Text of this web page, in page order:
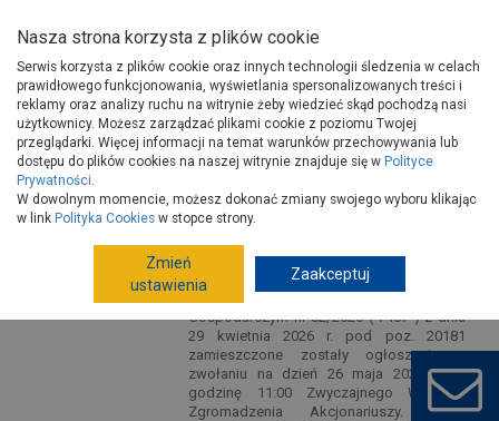
Informacja o publikacji ogłoszenia
w Monitorze Sądowym i
Gospodarczym
Grupa PSB Handel S.A. w Wełeczu
Gospodarczym nr 82/2026 ( 7487 ) z dnia
29 kwietnia 2026 r. pod poz. 20181
zamieszczone zostały ogłoszenia o
zwołaniu na dzień 26 maja 2026 r. na
godzinę 11:00 Zwyczajnego Walnego
Zgromadzenia Akcjonariuszy. Treść
Nasza strona korzysta z plików cookie
Serwis korzysta z plików cookie oraz innych technologii śledzenia w celach
prawidłowego funkcjonowania, wyświetlania spersonalizowanych treści i
reklamy oraz analizy ruchu na witrynie żeby wiedzieć skąd pochodzą nasi
użytkownicy. Możesz zarządzać plikami cookie z poziomu Twojej
przeglądarki. Więcej informacji na temat warunków przechowywania lub
dostępu do plików cookies na naszej witrynie znajduje się w Polityce
Prywatności.
W dowolnym momencie, możesz dokonać zmiany swojego wyboru klikając
w link Polityka Cookies w stopce strony.
Zmień
ustawienia
Zaakceptuj